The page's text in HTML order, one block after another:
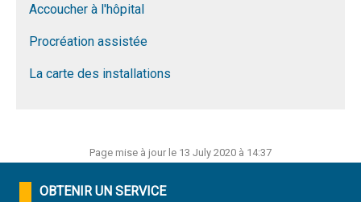
Accoucher à l'hôpital
Procréation assistée
La carte des installations
Page mise à jour le 13 July 2020 à 14:37
OBTENIR UN SERVICE